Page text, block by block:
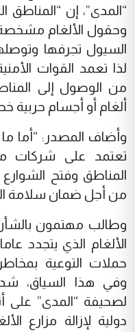
“المدى”، إن “المناطق
وحقول الألغام
السيول تجرفها
لذا تعمد القوات
من الوصول إلى
ألغام أو أجسام حربية
وأضاف المصدر: “أما
تعتمد على شركات
المناطق وفتح
من أجل ضمان سلامة
وطالب مهتمون
الألغام الذي يتجدد
حملات التوعية
وفي هذا السياق،
لصحيفة “المدى” على
دولية لإزالة مزارع